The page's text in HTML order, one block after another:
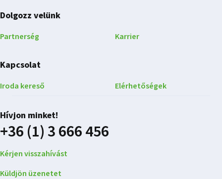
Dolgozz velünk
Partnerség Karrier
Kapcsolat
Iroda kereső Elérhetőségek
Hívjon minket!
+36 (1) 3 666 456
Kérjen visszahívást
Küldjön üzenetet